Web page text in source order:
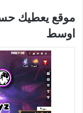
موقع يعطيك
اوسط